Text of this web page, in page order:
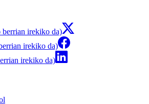
irekiko da)
irekiko da)
irekiko da)